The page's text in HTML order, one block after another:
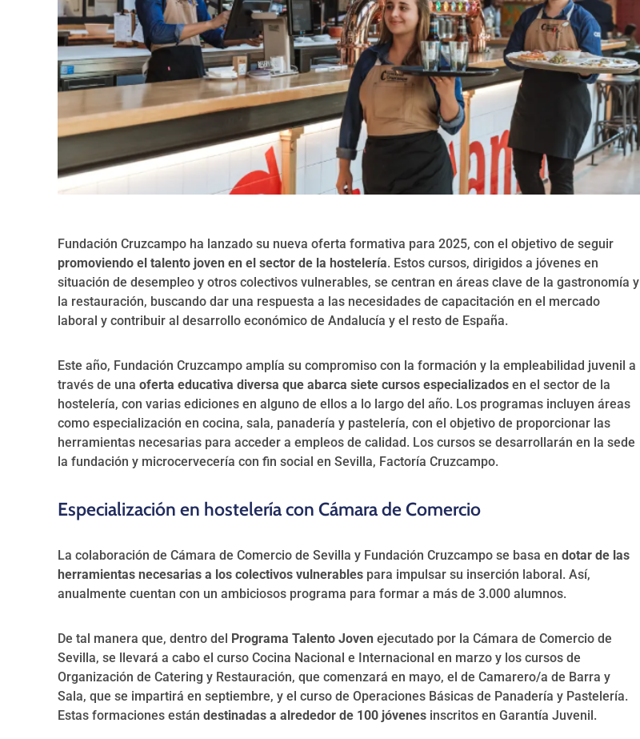
Fundación Cruzcampo ha lanzado su nueva oferta formativa para 2025, con el objetivo de seguir
promoviendo el talento joven en el sector de la hostelería. Estos cursos, dirigidos a jóvenes en
situación de desempleo y otros colectivos vulnerables, se centran en áreas clave de la gastronomía y
la restauración, buscando dar una respuesta a las necesidades de capacitación en el mercado
laboral y contribuir al desarrollo económico de Andalucía y el resto de España.
Este año, Fundación Cruzcampo amplía su compromiso con la formación y la empleabilidad juvenil a
través de una oferta educativa diversa que abarca siete cursos especializados en el sector de la
hostelería, con varias ediciones en alguno de ellos a lo largo del año. Los programas incluyen áreas
como especialización en cocina, sala, panadería y pastelería, con el objetivo de proporcionar las
herramientas necesarias para acceder a empleos de calidad. Los cursos se desarrollarán en la sede
la fundación y microcervecería con fin social en Sevilla, Factoría Cruzcampo.
Especialización en hostelería con Cámara de Comercio
La colaboración de Cámara de Comercio de Sevilla y Fundación Cruzcampo se basa en dotar de las
herramientas necesarias a los colectivos vulnerables para impulsar su inserción laboral. Así,
anualmente cuentan con un ambiciosos programa para formar a más de 3.000 alumnos.
De tal manera que, dentro del Programa Talento Joven ejecutado por la Cámara de Comercio de
Sevilla, se llevará a cabo el curso Cocina Nacional e Internacional en marzo y los cursos de
Organización de Catering y Restauración, que comenzará en mayo, el de Camarero/a de Barra y
Sala, que se impartirá en septiembre, y el curso de Operaciones Básicas de Panadería y Pastelería.
Estas formaciones están destinadas a alrededor de 100 jóvenes inscritos en Garantía Juvenil.